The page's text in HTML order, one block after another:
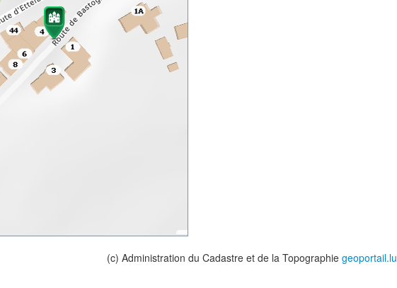
(c) Administration du Cadastre et de la Topographie geoportail.lu